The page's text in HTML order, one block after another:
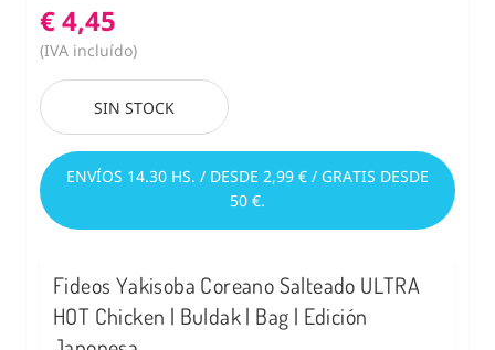
€ 4,45
(IVA incluído)
SIN STOCK
ENVÍOS 14.30 HS. / DESDE 2,99 € / GRATIS DESDE
50 €.
Fideos Yakisoba Coreano Salteado ULTRA
HOT Chicken | Buldak | Bag | Edición